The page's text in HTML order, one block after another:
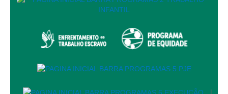
Carta de Serviços ao Cidadão
Cadastro de Peritos, Tradutores e Intérpretes
Calendários
|